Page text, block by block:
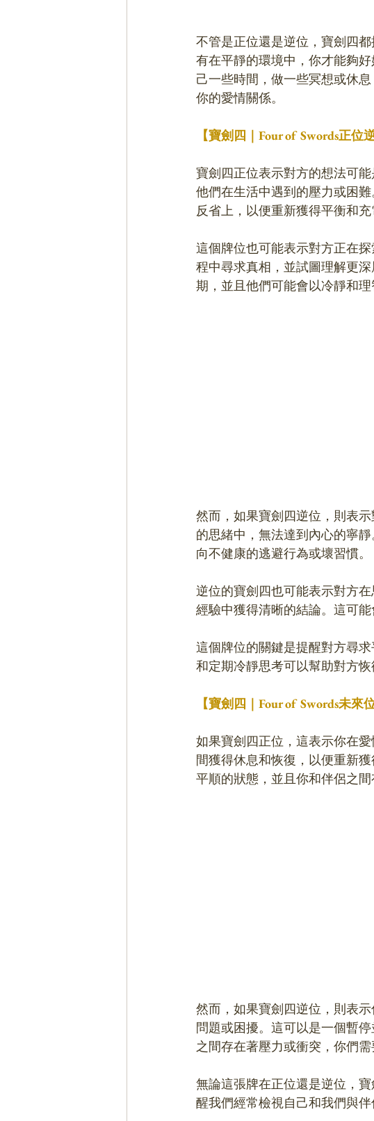
不管是正位還是逆位，寶劍四
有在平靜的環境中，你才能夠
己一些時間，做一些冥想或休
你的愛情關係。
【寶劍四｜Four of Swords正位
寶劍四正位表示對方的想法可
他們在生活中遇到的壓力或困
反省上，以便重新獲得平衡和充
這個牌位也可能表示對方正在
程中尋求真相，並試圖理解更
期，並且他們可能會以冷靜和
然而，如果寶劍四逆位，則表
的思緒中，無法達到內心的寧
向不健康的逃避行為或壞習慣。
逆位的寶劍四也可能表示對方
經驗中獲得清晰的結論。這可
這個牌位的關鍵是提醒對方尋
和定期冷靜思考可以幫助對方
【寶劍四｜Four of Swords未來
如果寶劍四正位，這表示你在
間獲得休息和恢復，以便重新
平順的狀態，並且你和伴侶之間
然而，如果寶劍四逆位，則表
問題或困擾。這可以是一個暫
之間存在著壓力或衝突，你們
無論這張牌在正位還是逆位，
醒我們經常檢視自己和我們與